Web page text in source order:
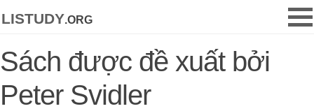
listudy.org
Sách được đề xuất bởi
Peter Svidler